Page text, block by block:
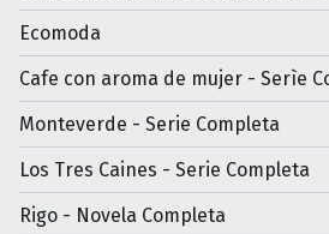
Ecomoda
Cafe con aroma de mujer - Serìe
Monteverde - Serie Completa
Los Tres Caines - Serie Completa
Rigo - Novela Completa